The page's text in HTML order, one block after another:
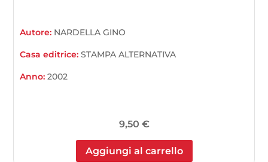
Autore: NARDELLA GINO
Casa editrice:STAMPA ALTERNATIVA
Anno:2002
9,50 €
Aggiungi al carrello